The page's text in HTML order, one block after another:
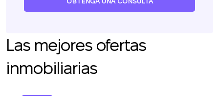
Las mejores ofertas
inmobiliarias